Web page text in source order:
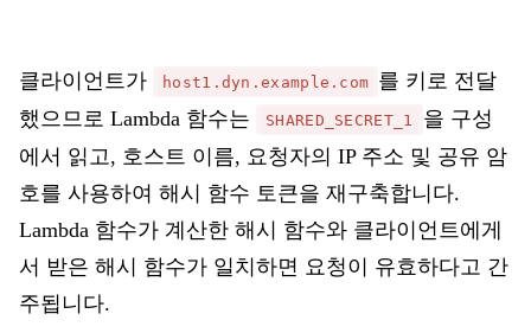
클라이언트가 host1.dyn.example.com 를 키로 전달
했으므로 Lambda 함수는
SHARED_SECRET_1 을 구성
에서 읽고, 호스트 이름, 요청자의 IP 주소 및 공유 암
호를 사용하여 해시 함수 토큰을 재구축합니다.
Lambda 함수가 계산한 해시 함수와 클라이언트에게
서 받은 해시 함수가 일치하면 요청이 유효하다고 간
주됩니다.